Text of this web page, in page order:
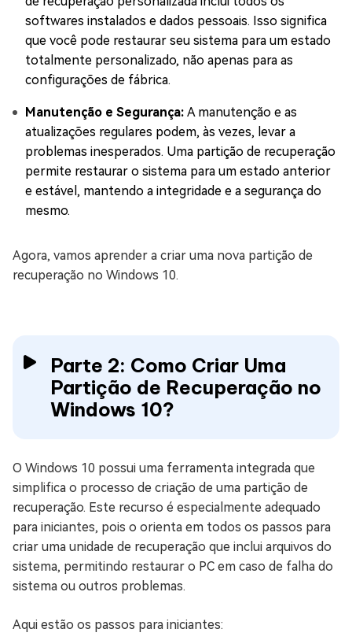
softwares instalados e dados pessoais. Isso significa
que você pode restaurar seu sistema para um estado
totalmente personalizado, não apenas para as
configurações de fábrica.
Manutenção e Segurança: A manutenção e as
atualizações regulares podem, às vezes, levar a
problemas inesperados. Uma partição de recuperação
permite restaurar o sistema para um estado anterior
e estável, mantendo a integridade e a segurança do
mesmo.
Agora, vamos aprender a criar uma nova partição de
recuperação no Windows 10.
Parte 2: Como Criar Uma
Partição de Recuperação no
Windows 10?
O Windows 10 possui uma ferramenta integrada que
simplifica o processo de criação de uma partição de
recuperação. Este recurso é especialmente adequado
para iniciantes, pois o orienta em todos os passos para
criar uma unidade de recuperação que inclui arquivos do
sistema, permitindo restaurar o PC em caso de falha do
sistema ou outros problemas.
Aqui estão os passos para iniciantes: